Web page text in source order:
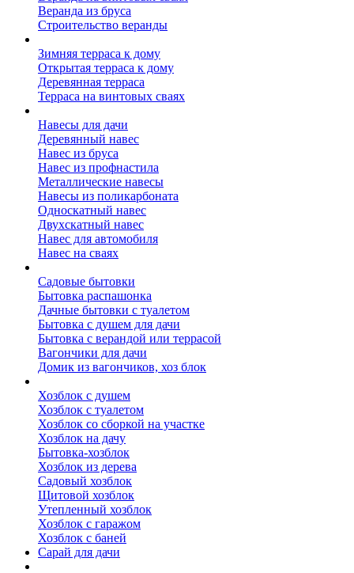
Веранда из бруса
Строительство веранды
Зимняя терраса к дому
Открытая терраса к дому
Деревянная терраса
Терраса на винтовых сваях
Навесы для дачи
Деревянный навес
Навес из бруса
Навес из профнастила
Металлические навесы
Навесы из поликарбоната
Односкатный навес
Двухскатный навес
Навес для автомобиля
Навес на сваях
Садовые бытовки
Бытовка распашонка
Дачные бытовки с туалетом
Бытовка с душем для дачи
Бытовка с верандой или террасой
Вагончики для дачи
Домик из вагончиков, хоз блок
Хозблок с душем
Хозблок с туалетом
Хозблок со сборкой на участке
Хозблок на дачу
Бытовка-хозблок
Хозблок из дерева
Садовый хозблок
Щитовой хозблок
Утепленный хозблок
Хозблок с гаражом
Хозблок с баней
Сарай для дачи